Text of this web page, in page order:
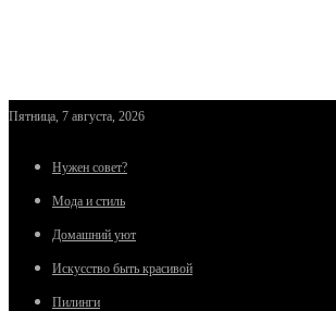
Пятница, 7 августа, 2026
Нужен совет?
Мода и стиль
Домашний уют
Искусство быть красивой
Пилинги